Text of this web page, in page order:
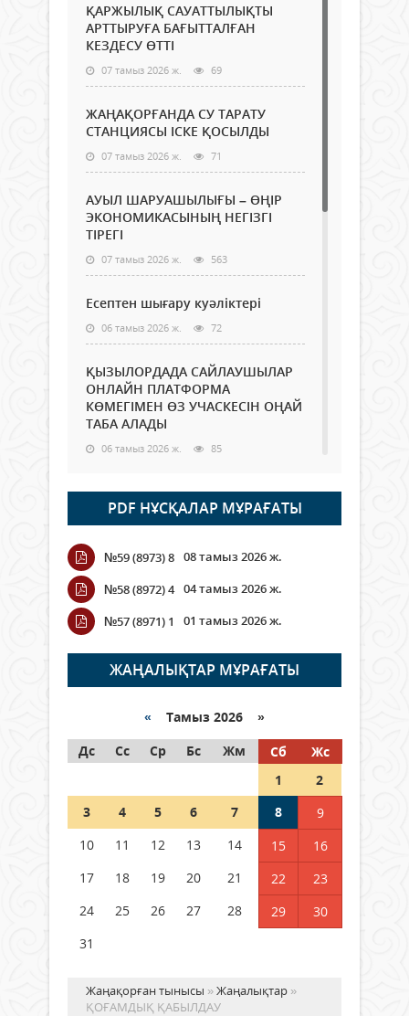
ҚАРЖЫЛЫҚ САУАТТЫЛЫҚТЫ
АРТТЫРУҒА БАҒЫТТАЛҒАН
КЕЗДЕСУ ӨТТІ
07 тамыз 2026 ж. 69
ЖАҢАҚОРҒАНДА СУ ТАРАТУ
СТАНЦИЯСЫ ІСКЕ ҚОСЫЛДЫ
07 тамыз 2026 ж. 71
АУЫЛ ШАРУАШЫЛЫҒЫ – ӨҢІР
ЭКОНОМИКАСЫНЫҢ НЕГІЗГІ
ТІРЕГІ
07 тамыз 2026 ж. 563
Есептен шығару куәліктері
06 тамыз 2026 ж. 72
ҚЫЗЫЛОРДАДА САЙЛАУШЫЛАР
ОНЛАЙН ПЛАТФОРМА
КӨМЕГІМЕН ӨЗ УЧАСКЕСІН ОҢАЙ
ТАБА АЛАДЫ
06 тамыз 2026 ж. 85
Open Air: Қызылорда облысы
полиция департаменті 20
мыңнан астам көрерменнің
қауіпсіздігін қамтамасыз етті
06 тамыз 2026 ж.
Wi-Fi ҚАБЫРҒА АРҚЫЛЫ ҚАЛАЙ
ӨТЕДІ?
06 тамыз 2026 ж. 263
граждане Казахстана,
05 тамыз 2026 ж. 144
Шетелде жүрген Қазақстан
азаматтары қалай дауыс бере
PDF НҰСҚАЛАР МҰРАҒАТЫ
№59 (8973) 8 08 тамыз 2026 ж.
№58 (8972) 4 04 тамыз 2026 ж.
№57 (8971) 1
01 тамыз 2026 ж.
ЖАҢАЛЫҚТАР МҰРАҒАТЫ
« Тамыз 2026 »
Дс
Сс Ср Бс Жм Сб
Жс
1
2
3
4 5 6 7 8
9
10
11 12 13 14 15
16
17
18 19 20 21 22
23
24
25 26 27 28 29
30
31
Жаңақорған тынысы »Жаңалықтар »
ҚОҒАМДЫҚ ҚАБЫЛДАУ